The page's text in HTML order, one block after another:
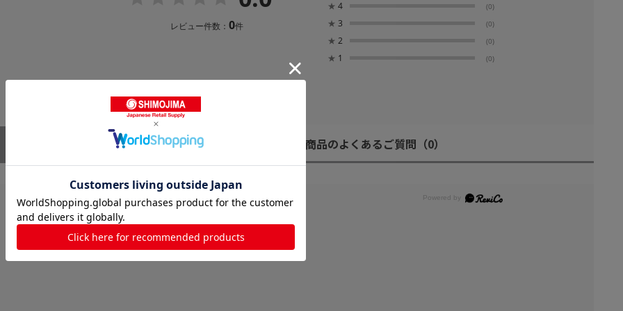
レビュー件数： 0件
★ 4 (0)
★ 3 (0)
★ 2 (0)
★ 1 (0)
商品のよくあるご質問 （0）
レビューはありません。